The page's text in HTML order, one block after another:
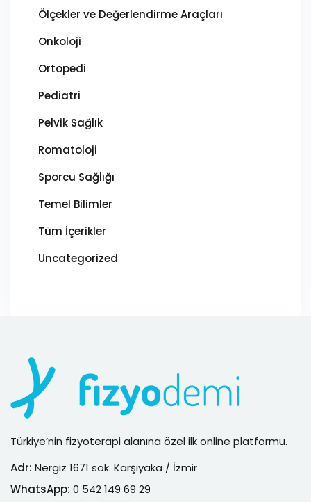
Ölçekler ve Değerlendirme Araçları
Onkoloji
Ortopedi
Pediatri
Pelvik Sağlık
Romatoloji
Sporcu Sağlığı
Temel Bilimler
Tüm İçerikler
Uncategorized
Türkiye’nin fizyoterapi alanına özel ilk online platformu.
Adr: Nergiz 1671 sok. Karşıyaka / İzmir
WhatsApp: 0 542 149 69 29